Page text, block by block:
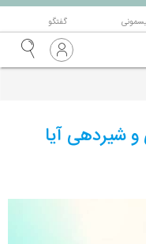
گفتگو
و شیردهی آیا